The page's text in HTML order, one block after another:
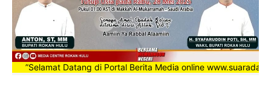
”Selamat Datang di Portal Berita Media online